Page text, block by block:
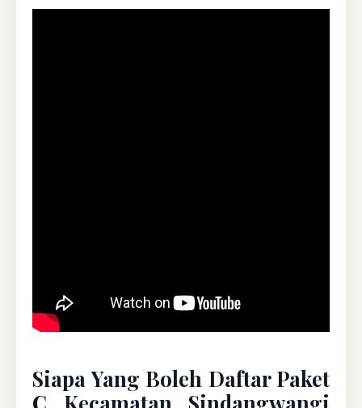
Siapa Yang Boleh Daftar Paket
C Kecamatan Sindangwangi